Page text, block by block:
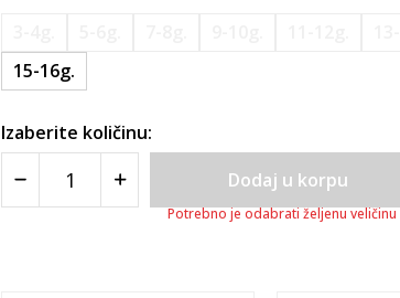
15-16g.
Izaberite količinu:
Dodaj u korpu
Potrebno je odabrati željenu veličinu